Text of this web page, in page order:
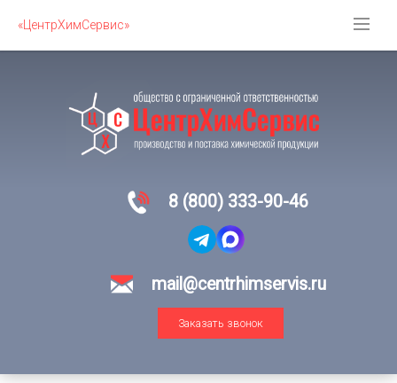
«ЦентрХимСервис»
8 (800) 333-90-46
mail@centrhimservis.ru
Заказать звонок